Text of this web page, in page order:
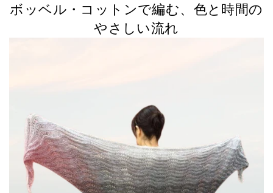
ボッベル・コットンで編む、色と時間の
やさしい流れ